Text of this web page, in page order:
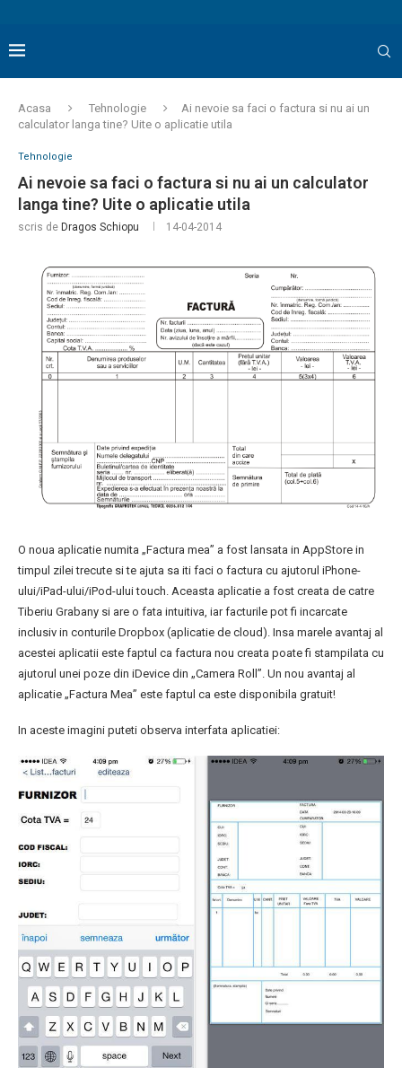
Acasa Tehnologie
Ai nevoie sa faci o factura si nu ai un
calculator langa tine? Uite o aplicatie utila
Tehnologie
Ai nevoie sa faci o factura si nu ai un calculator
langa tine? Uite o aplicatie utila
scris de Dragos Schiopu 14-04-2014
O noua aplicatie numita „Factura mea” a fost lansata in AppStore in
timpul zilei trecute si te ajuta sa iti faci o factura cu ajutorul iPhone-
ului/iPad-ului/iPod-ului touch. Aceasta aplicatie a fost creata de catre
Tiberiu Grabany si are o fata intuitiva, iar facturile pot fi incarcate
inclusiv in conturile Dropbox (aplicatie de cloud). Insa marele avantaj al
acestei aplicatii este faptul ca factura nou creata poate fi stampilata cu
ajutorul unei poze din iDevice din „Camera Roll”. Un nou avantaj al
aplicatie „Factura Mea” este faptul ca este disponibila gratuit!
In aceste imagini puteti observa interfata aplicatiei: